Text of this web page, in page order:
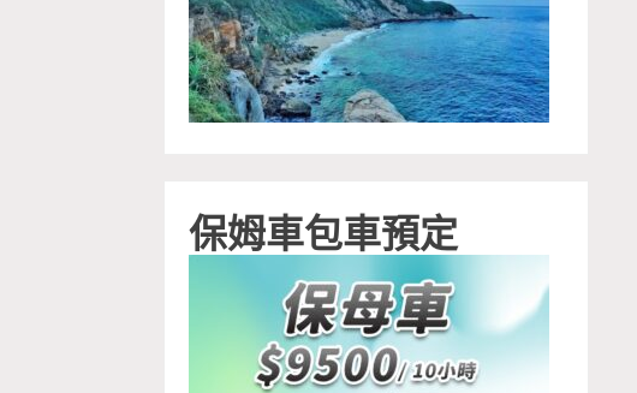
保姆車包車預定